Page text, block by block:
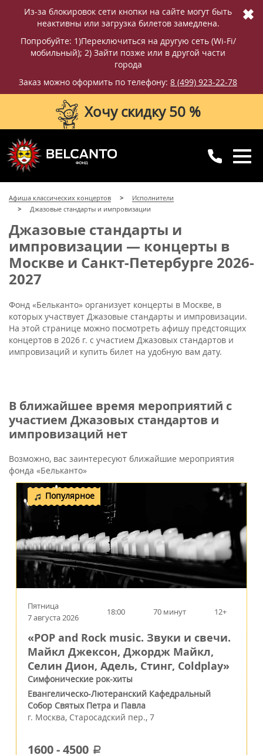
Из-за блокировок сети кнопки на сайте могут быть
неактивны или загрузка билетов замедлена.
Попробуйте: 1)Переключиться на другую сеть (Wi-Fi/
мобильный); 2) Зайти позже или в другой части
города
Заказ можно оформить по телефону: 8 (499) 923-22-78
✖
Хочу скидку 50 %
8 (499) 923-22-78
с 10:00 до 20:00
Афиша классических концертов
Исполнители
Джазовые стандарты и импровизации
Джазовые стандарты и
импровизации — концерты в
Москве и Санкт-Петербурге 2026-
2027
Фонд «Бельканто» организует концерты в Москве, в
которых участвует Джазовые стандарты и импровизации.
На этой странице можно посмотреть афишу предстоящих
концертов в 2026 г. с участием Джазовых стандартов и
импровизаций и купить билет на удобную вам дату.
В ближайшее время мероприятий с
участием Джазовых стандартов и
импровизаций нет
Возможно, вас заинтересуют ближайшие мероприятия
фонда «Бельканто»
Популярное
Пятница
7 августа 2026
18:00 70 минут 12+
«POP and Rock music. Звуки и свечи.
Майкл Джексон, Джордж Майкл,
Селин Дион, Адель, Стинг, Coldplay»
Симфонические рок-хиты
Евангелическо-Лютеранский Кафедральный
Собор Святых Петра и Павла
г. Москва, Старосадский пер., 7
1600-4500 a